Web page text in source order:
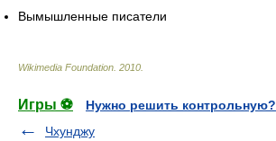
Вымышленные писатели
Wikimedia Foundation 2010
Игры ⚽
Нужно решить контрольную?
Чхунджу